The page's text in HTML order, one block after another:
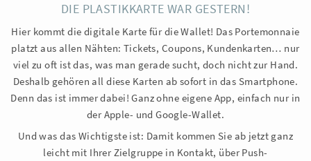
DIE PLASTIKKARTE WAR GESTERN!
Hier kommt die digitale Karte für die Wallet! Das Portemonnaie
platzt aus allen Nähten: Tickets, Coupons, Kundenkarten… nur
viel zu oft ist das, was man gerade sucht, doch nicht zur Hand.
Deshalb gehören all diese Karten ab sofort in das Smartphone.
Denn das ist immer dabei! Ganz ohne eigene App, einfach nur in
der Apple- und Google-Wallet.
Und was das Wichtigste ist: Damit kommen Sie ab jetzt ganz
leicht mit Ihrer Zielgruppe in Kontakt, über Push-